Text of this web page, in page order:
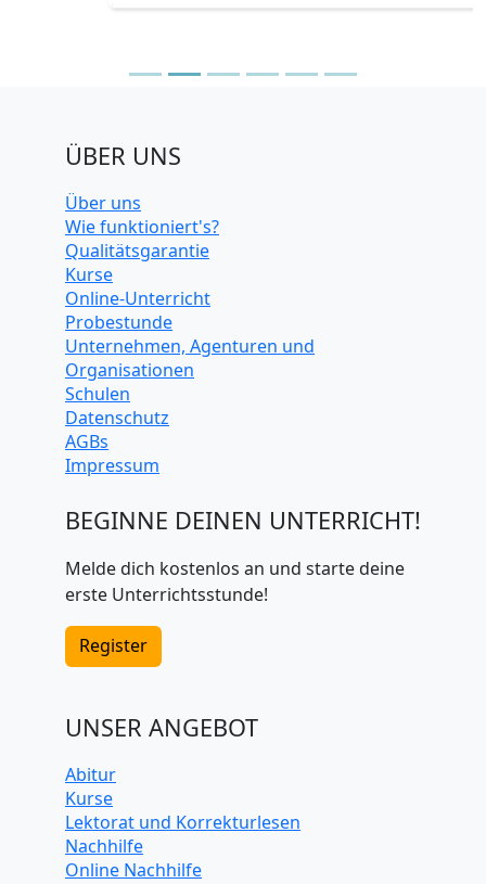
ÜBER UNS
Über uns
Wie funktioniert's?
Qualitätsgarantie
Kurse
Online-Unterricht
Probestunde
Unternehmen, Agenturen und
Organisationen
Schulen
Datenschutz
AGBs
Impressum
BEGINNE DEINEN UNTERRICHT!
Melde dich kostenlos an und starte deine
erste Unterrichtsstunde!
Register
UNSER ANGEBOT
Abitur
Kurse
Lektorat und Korrekturlesen
Nachhilfe
Online Nachhilfe